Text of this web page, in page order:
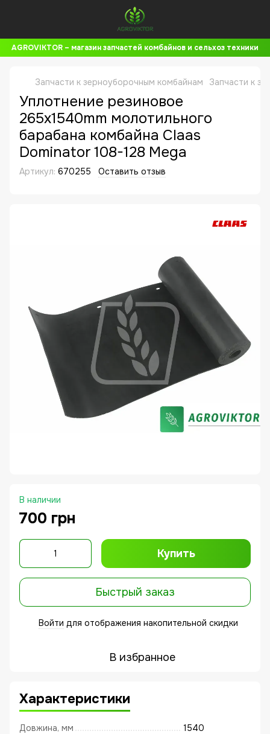
AGROVIKTOR – магазин запчастей комбайнов и сельхоз техники
Запчасти к зерноуборочным комбайнам Запчасти к
Уплотнение резиновое
265x1540mm молотильного
барабана комбайна Claas
Dominator 108-128 Mega
Артикул: 670255 Оставить отзыв
В наличии
700 грн
Купить
Быстрый заказ
Войти для отображения накопительной скидки
В избранное
Характеристики
Довжина, мм 1540